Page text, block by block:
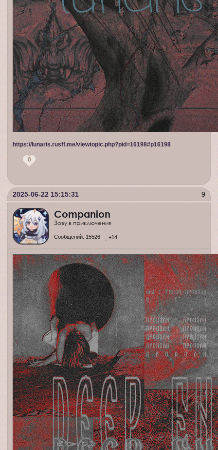
https://lunaris.rusff.me/viewtopic.php?pid=16198#p16198
0
9
2025-06-22 15:15:31
Companion
Зову в приключения
Сообщений: 15526 +14